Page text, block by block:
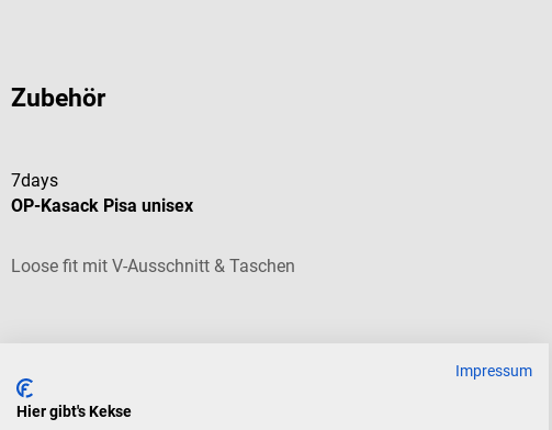
Zubehör
7days
OP-Kasack Pisa unisex
Loose fit mit V-Ausschnitt & Taschen
Farbe: Impressum
Hier gibt's Kekse